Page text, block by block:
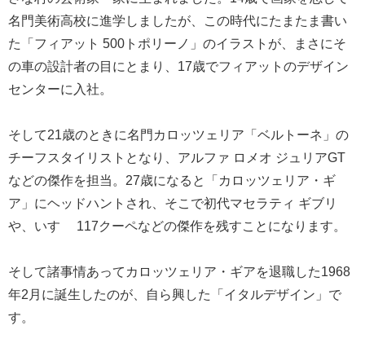
名門美術高校に進学しましたが、この時代にたまたま書い
た「フィアット 500トポリーノ」のイラストが、まさにそ
の車の設計者の目にとまり、17歳でフィアットのデザイン
センターに入社。
そして21歳のときに名門カロッツェリア「ベルトーネ」の
チーフスタイリストとなり、アルファ ロメオ ジュリアGT
などの傑作を担当。27歳になると「カロッツェリア・ギ
ア」にヘッドハントされ、そこで初代マセラティ ギブリ
や、いすゞ 117クーペなどの傑作を残すことになります。
そして諸事情あってカロッツェリア・ギアを退職した1968
年2月に誕生したのが、自ら興した「イタルデザイン」で
す。